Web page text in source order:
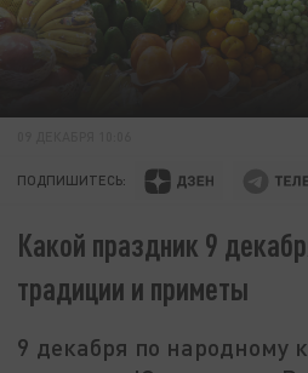
ПОДПИШИТЕСЬ:
Какой праздник 9
традиции и приметы
9 декабря по народному